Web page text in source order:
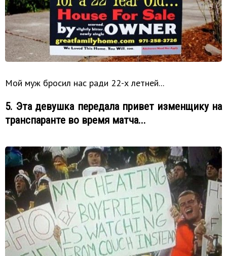
Мой муж бросил нас ради 22-х летней...
5. Эта девушка передала привет изменщику на
транспаранте во время матча...